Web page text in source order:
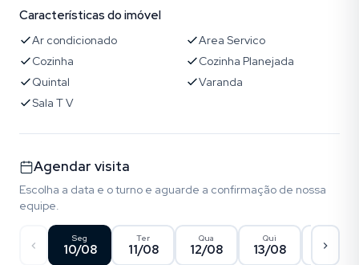
Características do imóvel
Ar condicionado
Area Servico
Cozinha
Cozinha Planejada
Quintal
Varanda
Sala T V
Agendar visita
Escolha a data e o turno e aguarde a confirmação de nossa
equipe.
Seg
10/08
Ter
11/08
Qua
12/08
Qui
13/08 14/08